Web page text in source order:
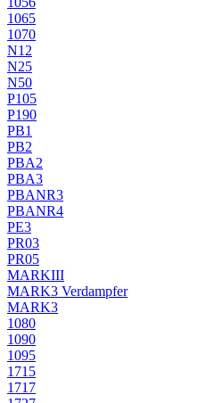
1065
1070
N12
N25
N50
P105
P190
PB1
PB2
PBA2
PBA3
PBANR3
PBANR4
PE3
PR03
PR05
MARKIII
MARK3 Verdampfer
MARK3
1080
1090
1095
1715
1717